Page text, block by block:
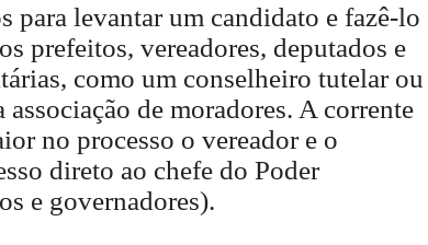
para levantar um candidato e fazê-lo
prefeitos, vereadores, deputados e
como um conselheiro tutelar ou
de moradores. A corrente
no processo o vereador e o
direto ao chefe do Poder
e governadores).